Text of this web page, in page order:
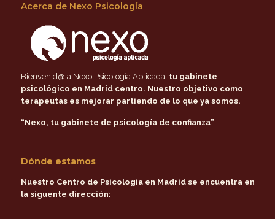
Acerca de Nexo Psicología
Bienvenid@ a Nexo Psicología Aplicada, tu gabinete
psicológico en Madrid centro. Nuestro objetivo como
terapeutas es mejorar partiendo de lo que ya somos.
“Nexo, tu gabinete de psicología de confianza”
Dónde estamos
Nuestro Centro de Psicología en Madrid se encuentra en
la siguente dirección: